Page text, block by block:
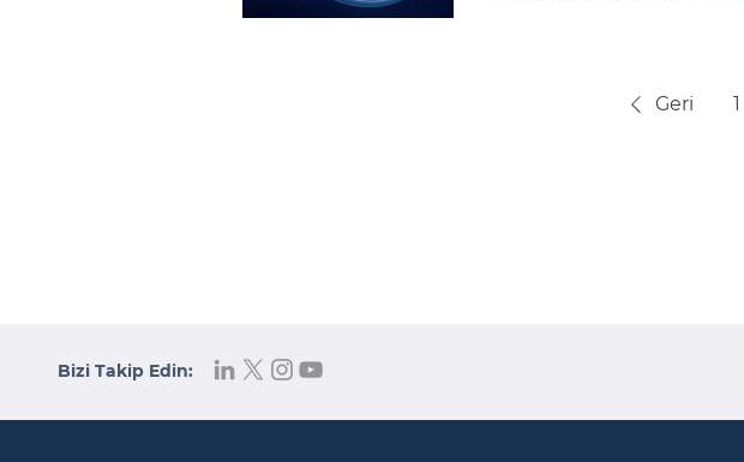
Geri 1
Bizi Takip Edin: